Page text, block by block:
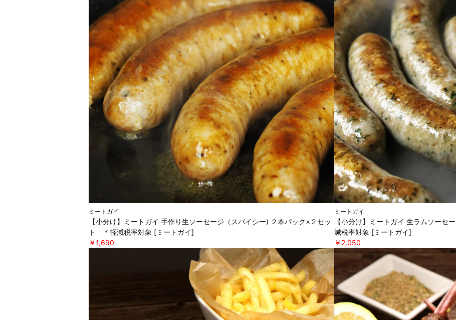
ミートガイ
【小分け】ミートガイ 手作り生ソーセージ（スパイシー) ２本パック×２セッ
ト ＊軽減税率対象 [ミートガイ]
￥1,690
ミートガイ
【小分け】ミートガイ 生ラムソー
減税率対象 [ミートガイ]
￥2,050